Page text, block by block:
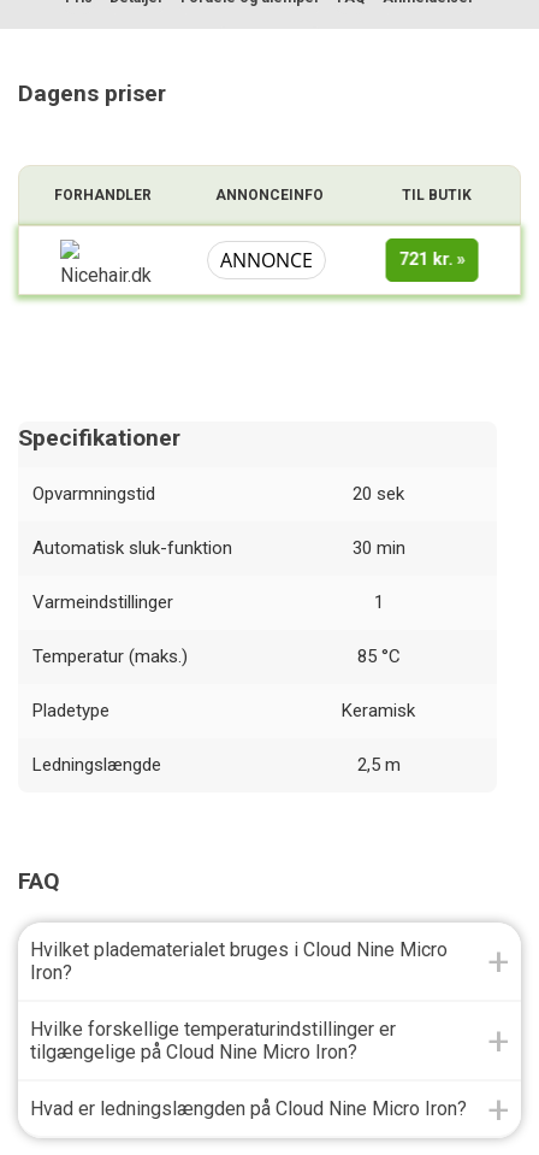
Dagens priser
FORHANDLER ANNONCEINFO TIL BUTIK
ANNONCE 721 kr.
Specifikationer
Opvarmningstid 20 sek
Automatisk sluk-funktion 30 min
Varmeindstillinger 1
Temperatur (maks.) 85 °C
Pladetype Keramisk
Ledningslængde 2,5 m
FAQ
Hvilket pladematerialet bruges i Cloud Nine Micro
Iron?
Hvilke forskellige temperaturindstillinger er
tilgængelige på Cloud Nine Micro Iron?
Hvad er ledningslængden på Cloud Nine Micro Iron?